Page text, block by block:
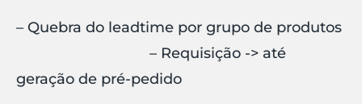
– Quebra do leadtime por grupo de produtos
– Requisição -> até
geração de pré-pedido